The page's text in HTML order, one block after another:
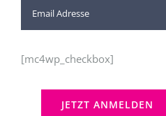
[mc4wp_checkbox]